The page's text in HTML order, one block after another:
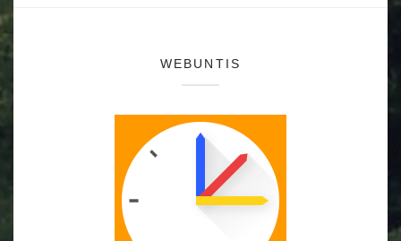
WEBUNTIS